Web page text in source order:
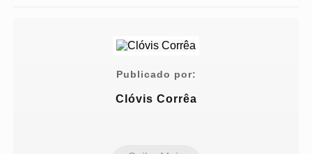
Publicado por:
Clóvis Corrêa